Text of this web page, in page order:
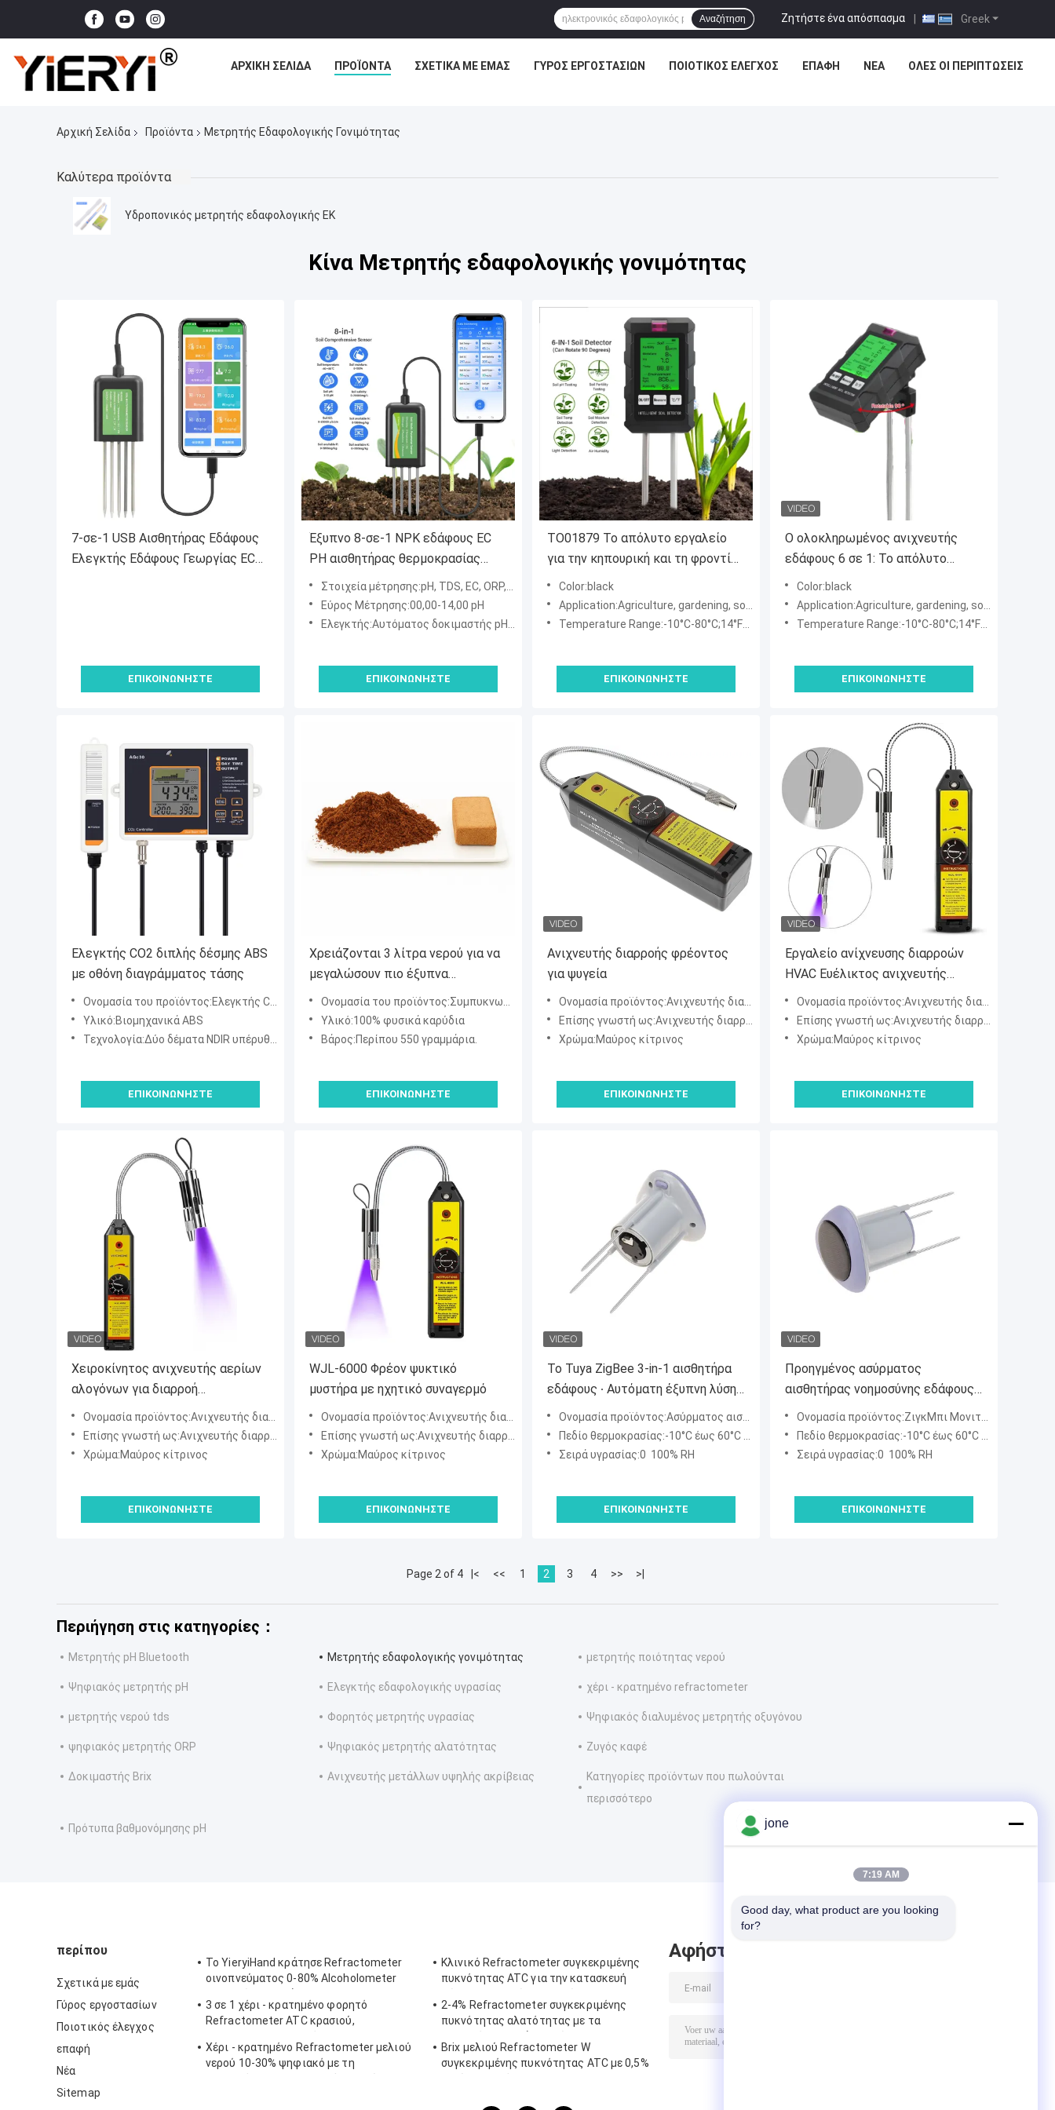
Greek
Ζητήστε ένα απόσπασμα |
Αναζήτηση
ΑΡΧΙΚΉ ΣΕΛΊΔΑ ΠΡΟΪΌΝΤΑ ΣΧΕΤΙΚΆ ΜΕ ΕΜΆΣ ΓΎΡΟΣ ΕΡΓΟΣΤΑΣΊΩΝ ΠΟΙΟΤΙΚΌΣ ΈΛΕΓΧΟΣ ΕΠΑΦΉ ΝΈΑ ΌΛΕΣ ΟΙ ΠΕΡΙΠΤΏΣΕΙΣ
Αρχική Σελίδα Προϊόντα Μετρητής Εδαφολογικής Γονιμότητας
Καλύτερα προϊόντα
Υδροπονικός μετρητής εδαφολογικής ΕΚ
Κίνα Μετρητής εδαφολογικής γονιμότητας
7-σε-1 USB Αισθητήρας Εδάφους
Ελεγκτής Εδάφους Γεωργίας EC
ΕΠΙΚΟΙΝΩΝΉΣΤΕ
Έξυπνο 8-σε-1 NPK εδάφους EC
PH αισθητήρας θερμοκρασίας
υγρασίας USB αναλυτής
πολλαπλών παραμέτρων για
γεωργία ακριβείας
Στοιχεία μέτρησης:pH, TDS, EC, ORP, SALT, CL, θερμοκρασία
Εύρος Μέτρησης:00,00-14,00 pH
Ελεγκτής:Αυτόματος δοκιμαστής pH βαθμονόμησης
ΕΠΙΚΟΙΝΩΝΉΣΤΕ
ΤΟ01879 Το απόλυτο εργαλείο
για την κηπουρική και τη φροντίδα
των φυτών
Color:black
Application:Agriculture, gardening, soil testing
Temperature Range:-10°C-80°C;14°F-176°F
ΕΠΙΚΟΙΝΩΝΉΣΤΕ
Ο ολοκληρωμένος ανιχνευτής
εδάφους 6 σε 1: Το απόλυτο
εργαλείο για κηπουρική και
φροντίδα φυτών
Color:black
Application:Agriculture, gardening, soil testing
Temperature Range:-10°C-80°C;14°F-176°F
ΕΠΙΚΟΙΝΩΝΉΣΤΕ
Ελεγκτής CO2 διπλής δέσμης ABS
με οθόνη διαγράμματος τάσης
Ονομασία του προϊόντος:Ελεγκτής CO2 / Παρακολούθηση CO2
Υλικό:Βιομηχανικά ABS
Τεχνολογία:Δύο δέματα NDIR υπέρυθρου αισθητήρα
ΕΠΙΚΟΙΝΩΝΉΣΤΕ
Χρειάζονται 3 λίτρα νερού για να
μεγαλώσουν πιο έξυπνα
συμπιεσμένα τούβλα τύρφης
Ονομασία του προϊόντος:Συμπυκνωμένο τούβλο τύρφης
Υλικό:100% φυσικά καρύδια
Βάρος:Περίπου 550 γραμμάρια.
ΕΠΙΚΟΙΝΩΝΉΣΤΕ
Ανιχνευτής διαρροής φρέοντος
για ψυγεία
Ονομασία προϊόντος:Ανιχνευτής διαρροής αλογονίων WJL-6000
Επίσης γνωστή ως:Ανιχνευτής διαρροής φρεονίου, μυστήρας ψυκτικού αερίου, δοκιμαστής διαρροής HVAC
Χρώμα:Μαύρος κίτρινος
ΕΠΙΚΟΙΝΩΝΉΣΤΕ
Εργαλείο ανίχνευσης διαρροών
HVAC Ευέλικτος ανιχνευτής
ρυθμιζόμενη ευαισθησία
Ονομασία προϊόντος:Ανιχνευτής διαρροής αλογονίων WJL-6000
Επίσης γνωστή ως:Ανιχνευτής διαρροής φρεονίου, μυστήρας ψυκτικού αερίου, δοκιμαστής διαρροής HVAC
Χρώμα:Μαύρος κίτρινος
ΕΠΙΚΟΙΝΩΝΉΣΤΕ
Χειροκίνητος ανιχνευτής αερίων
αλογόνων για διαρροή
κλιματιστικού
Ονομασία προϊόντος:Ανιχνευτής διαρροής αλογονίων WJL-6000
Επίσης γνωστή ως:Ανιχνευτής διαρροής φρεονίου, μυστήρας ψυκτικού αερίου, δοκιμαστής διαρροής HVAC
Χρώμα:Μαύρος κίτρινος
ΕΠΙΚΟΙΝΩΝΉΣΤΕ
WJL-6000 Φρέον ψυκτικό
μυστήρα με ηχητικό συναγερμό
Ονομασία προϊόντος:Ανιχνευτής διαρροής αλογονίων WJL-6000
Επίσης γνωστή ως:Ανιχνευτής διαρροής φρεονίου, μυστήρας ψυκτικού αερίου, δοκιμαστής διαρροής HVAC
Χρώμα:Μαύρος κίτρινος
ΕΠΙΚΟΙΝΩΝΉΣΤΕ
Το Tuya ZigBee 3-in-1 αισθητήρα
εδάφους ∙ Αυτόματη έξυπνη λύση
γεωργίας και φροντίδας γκαζόν
με τηλεχειρισμό
Ονομασία προϊόντος:Ασύρματος αισθητήρας θρεπτικών συστατικών εδάφους για βοηθητικό γεωργικού άρδευσης
Πεδίο θερμοκρασίας:-10°C έως 60°C (14°F ∼ 140°F)
Σειρά υγρασίας:0 ️ 100% RH
ΕΠΙΚΟΙΝΩΝΉΣΤΕ
Προηγμένος ασύρματος
αισθητήρας νοημοσύνης εδάφους ̇
Ηλιακή φόρτιση και
παρακολούθηση με εφαρμογή για
βιώσιμη γεωργία
Ονομασία προϊόντος:ΖιγκΜπι Μονιτέρ υγρασίας και θερμοκρασίας εδάφους
Πεδίο θερμοκρασίας:-10°C έως 60°C (14°F ∼ 140°F)
Σειρά υγρασίας:0 ️ 100% RH
ΕΠΙΚΟΙΝΩΝΉΣΤΕ
Page 2 of 4 |< << 1 2 3 4 >> >|
Περιήγηση στις κατηγορίες：
Μετρητής pH Bluetooth Μετρητής εδαφολογικής γονιμότητας μετρητής ποιότητας νερού
Ψηφιακός μετρητής pH Ελεγκτής εδαφολογικής υγρασίας χέρι - κρατημένο refractometer
μετρητής νερού tds Φορητός μετρητής υγρασίας Ψηφιακός διαλυμένος μετρητής οξυγόνου
ψηφιακός μετρητής ORP Ψηφιακός μετρητής αλατότητας Ζυγός καφέ
Δοκιμαστής Brix Ανιχνευτής μετάλλων υψηλής ακρίβειας
Κατηγορίες προϊόντων που πωλούνται
περισσότερο
Πρότυπα βαθμονόμησης pH
περίπου
Σχετικά με εμάς
Γύρος εργοστασίων
Ποιοτικός έλεγχος
επαφή
Νέα
Sitemap
Το YieryiHand κράτησε Refractometer
οινοπνεύματος 0-80% Alcoholometer
3 σε 1 χέρι - κρατημένο φορητό
Refractometer ATC κρασιού,
Χέρι - κρατημένο Refractometer μελιού
νερού 10-30% ψηφιακό με τη
Κλινικό Refractometer συγκεκριμένης
πυκνότητας ATC για την κατασκευή
2-4% Refractometer συγκεκριμένης
πυκνότητας αλατότητας με τα
Brix μελιού Refractometer W
συγκεκριμένης πυκνότητας ATC με 0,5%
Αφήστε μήνυμα
jone
7:19 AM
Good day, what product are you looking
for?